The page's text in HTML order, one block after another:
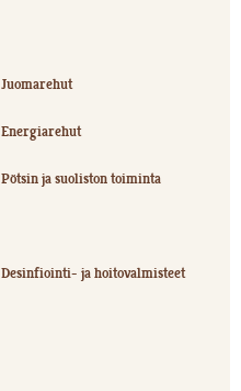
Juomarehut
Energiarehut
Pötsin ja suoliston toiminta
Desinfiointi- ja hoitovalmisteet